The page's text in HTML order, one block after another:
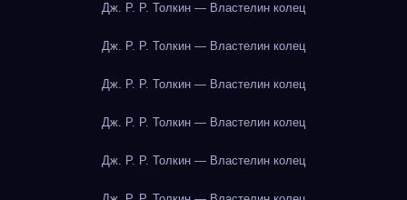
Дж. Р. Р. Толкин — Властелин колец
Дж. Р. Р. Толкин — Властелин колец
Дж. Р. Р. Толкин — Властелин колец
Дж. Р. Р. Толкин — Властелин колец
Дж. Р. Р. Толкин — Властелин колец